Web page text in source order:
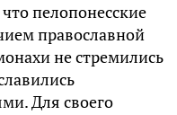
пелопонесские
православной
не стремились
Для своего